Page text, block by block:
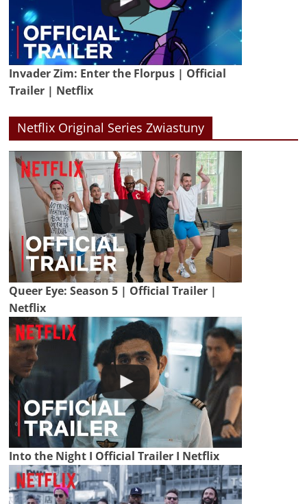
Invader Zim: Enter the Florpus | Official
Trailer | Netflix
Netflix Original Series Zwiastuny
Queer Eye: Season 5 | Official Trailer |
Netflix
Into the Night I Official Trailer I Netflix